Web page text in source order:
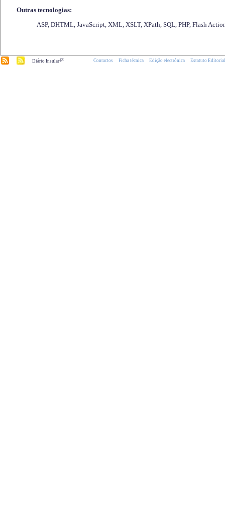
Outras tecnologias:
ASP, DHTML, JavaScript, XML, XSLT, XPath, SQL, PHP, Flash
Diário Insular.pt Contactos Ficha técnica Edição electrónica Estatuto Editorial